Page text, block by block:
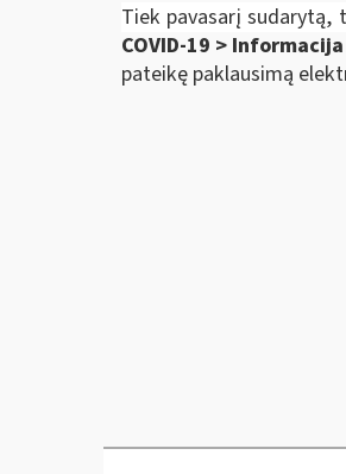
Tiek pavasarį sudarytą,
COVID-19 >
pateikę paklausimą